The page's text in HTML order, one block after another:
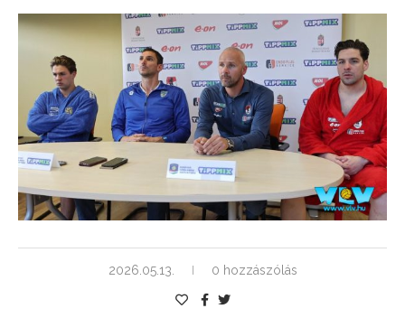
2026.05.13. 0 hozzászólás